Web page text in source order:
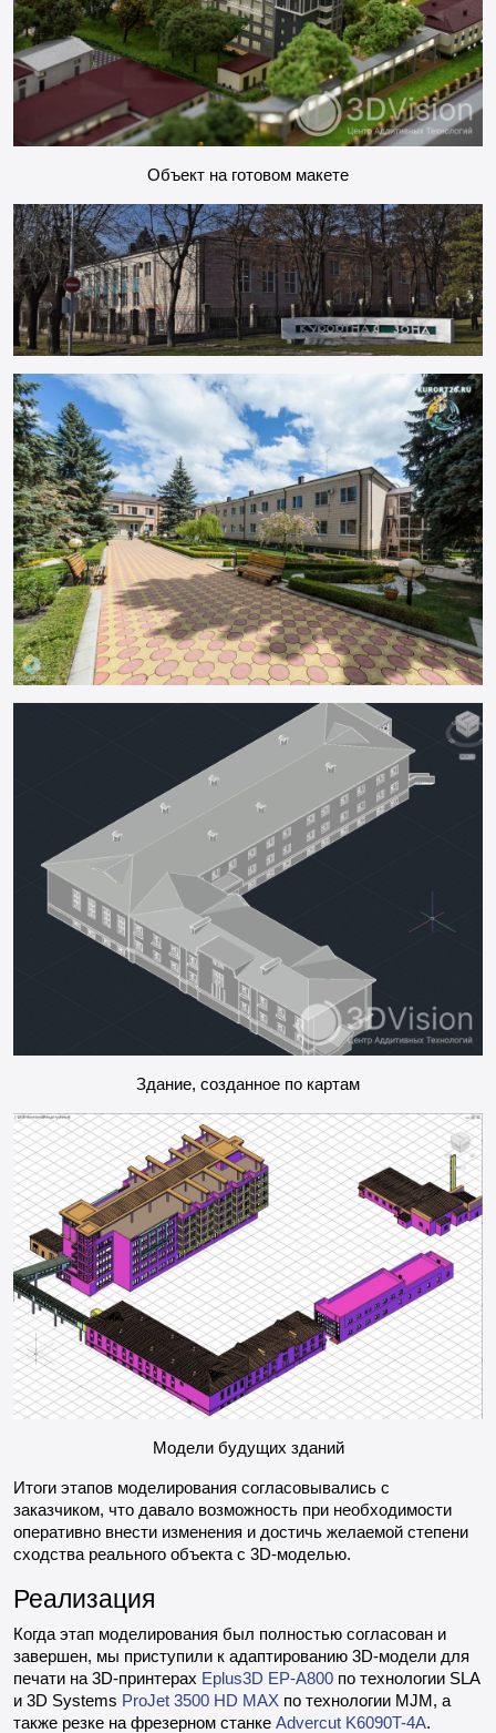
Объект на готовом макете
Здание, созданное по картам
Модели будущих зданий
Итоги этапов моделирования согласовывались с
заказчиком, что давало возможность при необходимости
оперативно внести изменения и достичь желаемой степени
сходства реального объекта с 3D-моделью.
Реализация
Когда этап моделирования был полностью согласован и
завершен, мы приступили к адаптированию 3D-модели для
печати на 3D-принтерах Eplus3D EP-A800 по технологии SLA
и 3D Systems ProJet 3500 HD MAX по технологии MJM, а
также резке на фрезерном станке Advercut K6090T-4A.